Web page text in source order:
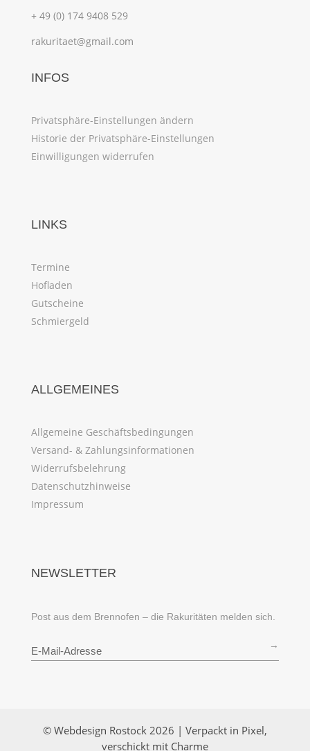
+ 49 (0) 174 9408 529
rakuritaet@gmail.com
INFOS
Privatsphäre-Einstellungen ändern
Historie der Privatsphäre-Einstellungen
Einwilligungen widerrufen
LINKS
Termine
Hofladen
Gutscheine
Schmiergeld
ALLGEMEINES
Allgemeine Geschäftsbedingungen
Versand- & Zahlungsinformationen
Widerrufsbelehrung
Datenschutzhinweise
Impressum
NEWSLETTER
Post aus dem Brennofen – die Rakuritäten melden sich.
→
© Webdesign Rostock 2026 | Verpackt in Pixel,
verschickt mit Charme